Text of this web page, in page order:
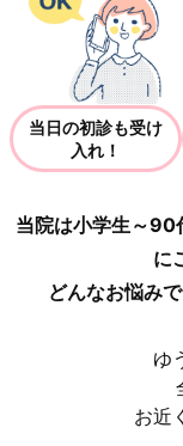
当日の初診も受け
入れ！
当院は小学生～90
に
どんなお悩み
ゆ
お近